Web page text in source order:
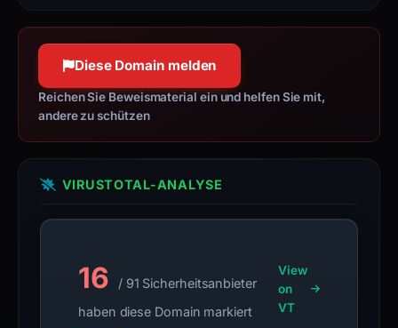
summarizes
bound
observations,
not
live
Avoid
domain;
Diese Domain melden
Reichen Sie Beweismaterial ein und helfen Sie mit,
andere zu schützen
VIRUSTOTAL-ANALYSE
16
/ 91 Sicherheitsanbieter
haben diese Domain markiert
View
on
VT